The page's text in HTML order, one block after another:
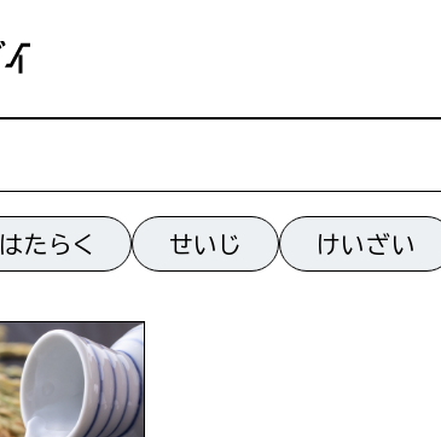
はたらく せいじ けいざい